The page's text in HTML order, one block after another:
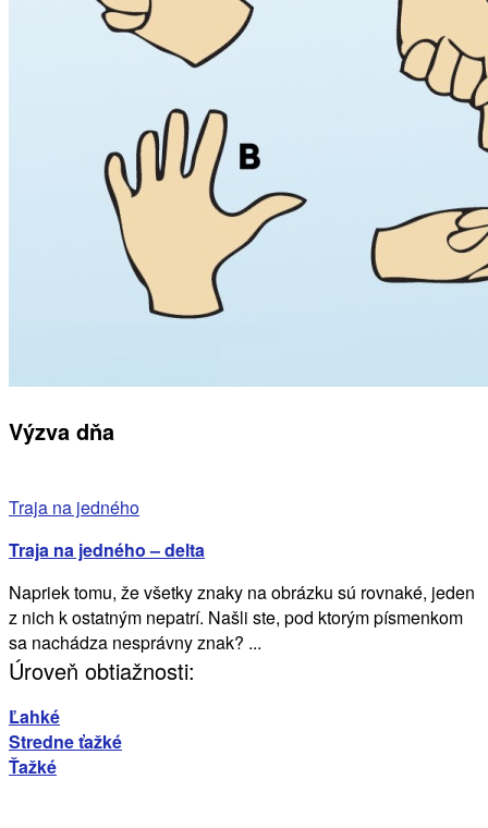
Výzva dňa
Traja na jedného
Traja na jedného – delta
Napriek tomu, že všetky znaky na obrázku sú rovnaké, jeden
z nich k ostatným nepatrí. Našli ste, pod ktorým písmenkom
sa nachádza nesprávny znak? ...
Úroveň obtiažnosti:
Ľahké
Stredne ťažké
Ťažké